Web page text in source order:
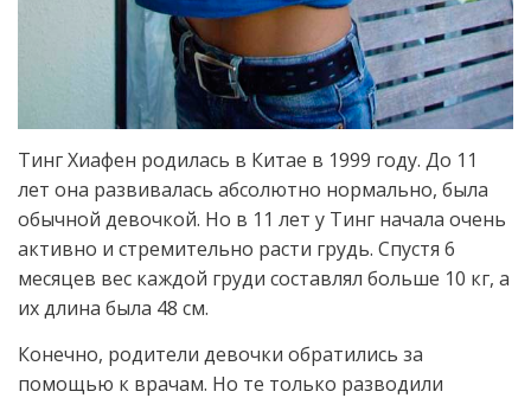
Тинг Хиафен родилась в Китае в 1999 году. До 11
лет она развивалась абсолютно нормально, была
обычной девочкой. Но в 11 лет у Тинг начала очень
активно и стремительно расти грудь. Спустя 6
месяцев вес каждой груди составлял больше 10 кг, а
их длина была 48 см.
Конечно, родители девочки обратились за
помощью к врачам. Но те только разводили